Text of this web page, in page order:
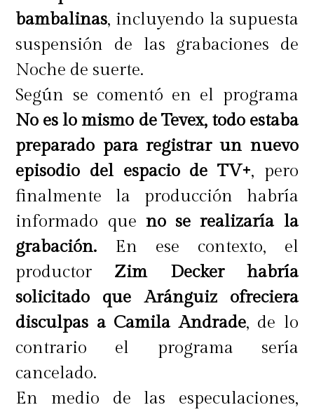
bambalinas, incluyendo la supuesta
suspensión de las grabaciones de
Noche de suerte.
Según se comentó en el programa
No es lo mismo de Tevex, todo estaba
preparado para registrar un nuevo
episodio del espacio de TV+, pero
finalmente la producción habría
informado que no se realizaría la
grabación. En ese contexto, el
productor Zim Decker habría
solicitado que Aránguiz ofreciera
disculpas a Camila Andrade, de lo
contrario el programa sería
cancelado.
En medio de las especulaciones,